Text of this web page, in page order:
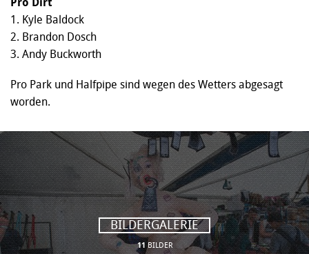
1. Kyle Baldock
2. Brandon Dosch
3. Andy Buckworth
Pro Park und Halfpipe sind wegen des Wetters abgesagt
worden.
BILDERGALERIE
11 BILDER